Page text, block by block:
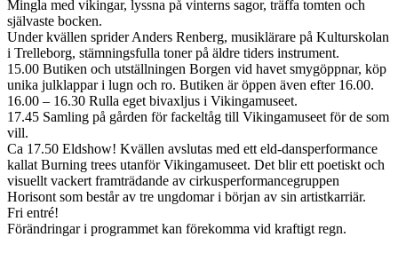
Mingla med vikingar, lyssna på vinterns sagor, träffa tomten och
självaste bocken.
Under kvällen sprider Anders Renberg, musiklärare på Kulturskolan
i Trelleborg, stämningsfulla toner på äldre tiders instrument.
15.00 Butiken och utställningen Borgen vid havet smygöppnar, köp
unika julklappar i lugn och ro. Butiken är öppen även efter 16.00.
16.00 – 16.30 Rulla eget bivaxljus i Vikingamuseet.
17.45 Samling på gården för fackeltåg till Vikingamuseet för de som
vill.
Ca 17.50 Eldshow! Kvällen avslutas med ett eld-dansperformance
kallat Burning trees utanför Vikingamuseet. Det blir ett poetiskt och
visuellt vackert framträdande av cirkusperformancegruppen
Horisont som består av tre ungdomar i början av sin artistkarriär.
Fri entré!
Förändringar i programmet kan förekomma vid kraftigt regn.